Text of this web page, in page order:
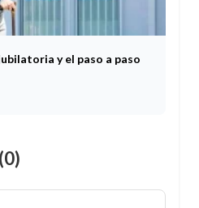
y el paso a paso